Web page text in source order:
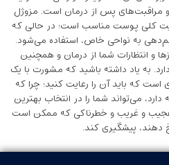
پس از درمان است. مزوژل
کلی پوست مناسب است؛ در حالی که
به نواحی خاص، استفاده می‌شود.
و انتظارات شما از درمان و همچنین
به یاد داشته باشید که مشورت با یک
که باید آن را رعایت کنید؛ چرا که
می‌تواند شما را در انتخاب بهترین
عجیب و غریب و خطرناکی که ممکن است
دهند، پیشگیری کند.